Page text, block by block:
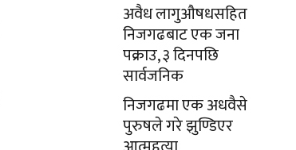
अवैध लागुऔषधसहित
निजगढबाट एक जना
पक्राउ, ३ दिनपछि
सार्वजनिक
निजगढमा एक अधवैसे
पुरुषले गरे झुण्डिएर